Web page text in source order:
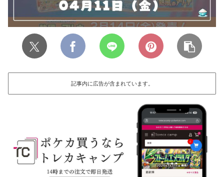
記事内に広告が含まれています。